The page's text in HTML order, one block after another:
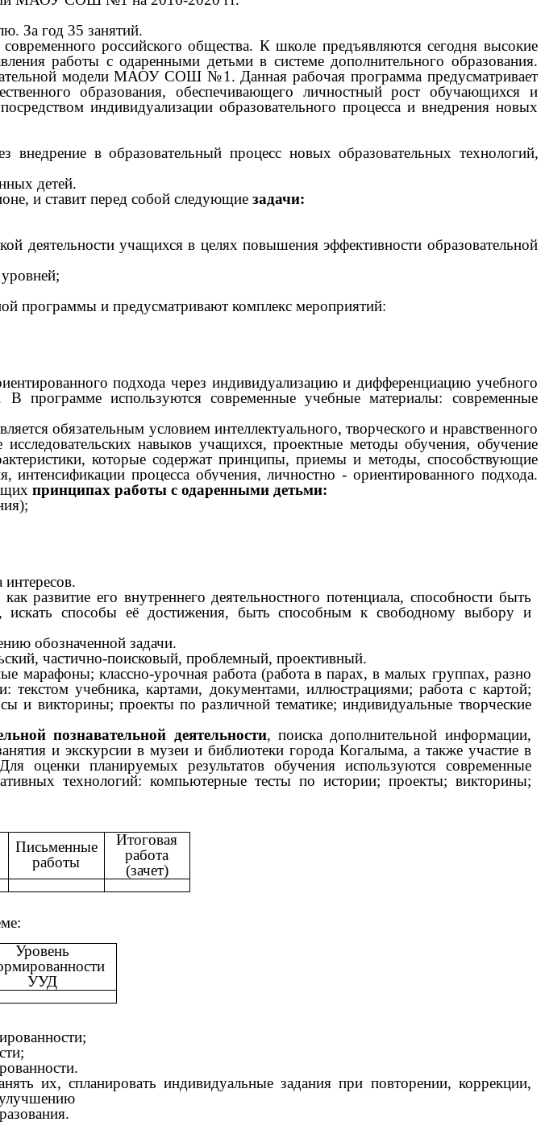
За год 35 занятий.
современного российского общества. К школе предъявляются сегодня высокие
работы с одаренными детьми в системе дополнительного образования.
модели МАОУ СОШ №1. Данная рабочая программа предусматривает
образования, обеспечивающего личностный рост обучающихся и
индивидуализации образовательного процесса и внедрения новых
внедрение в образовательный процесс новых образовательных технологий,
детей.
и ставит перед собой следующиезадачи:
деятельности учащихся в целях повышения эффективности образовательной
программы и предусматривают комплекс мероприятий:
подхода через индивидуализацию и дифференциацию учебного
программе используются современные учебные материалы: современные
обязательным условием интеллектуального, творческого и нравственного
исследовательских навыков учащихся, проектные методы обучения, обучение
которые содержат принципы, приемы и методы, способствующие
интенсификации процесса обучения, личностно - ориентированного подхода.
принципах работы с одаренными детьми:
развитие его внутреннего деятельностного потенциала, способности быть
искать способы её достижения, быть способным к свободному выбору и
обозначенной задачи.
частично-поисковый, проблемный, проективный.
марафоны; классно-урочная работа (работа в парах, в малых группах, разно
текстом учебника, картами, документами, иллюстрациями; работа с картой;
и викторины; проекты по различной тематике; индивидуальные творческие
познавательной деятельности, поиска дополнительной информации,
и экскурсии в музеи и библиотеки города Когалыма, а также участие в
оценки планируемых результатов обучения используются современные
технологий: компьютерные тесты по истории; проекты; викторины;
Письменные
работы
Итоговая
работа
(зачет)
Уровень
УУД
их, спланировать индивидуальные задания при повторении, коррекции,
улучшению